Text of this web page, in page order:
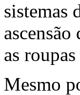
sistemas
as
Mesmo